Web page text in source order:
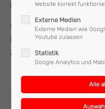
Probleme und es war auch
Somit rückte die Feuerwehr
Personen und einem
Zeit wieder ins
Website korrekt
Externe Medien
Externe Medien wie
Youtube zulassen
Statistik
Google Analytics und